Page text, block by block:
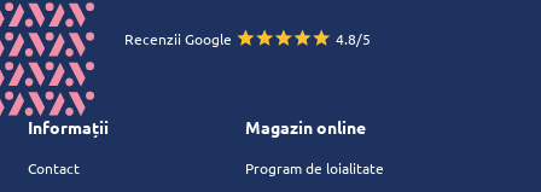
Recenzii Google 4.8/5
Informații
Contact
Magazin online
Program de loialitate